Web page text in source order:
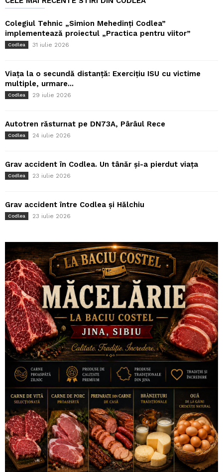
Colegiul Tehnic „Simion Mehedinți Codlea”
implementează proiectul „Practica pentru viitor”
Codlea 31 iulie 2026
Viața la o secundă distanță: Exercițiu ISU cu victime
multiple, urmare...
Codlea 29 iulie 2026
Autotren răsturnat pe DN73A, Pârâul Rece
Codlea 24 iulie 2026
Grav accident în Codlea. Un tânăr și-a pierdut viața
Codlea 23 iulie 2026
Grav accident între Codlea și Hălchiu
Codlea 23 iulie 2026